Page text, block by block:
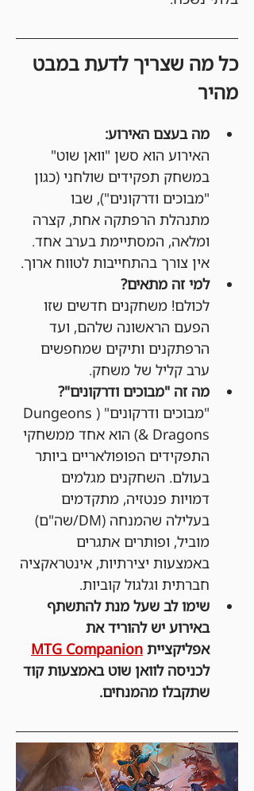
כל מה שצריך לדעת במבט
מהיר
מה בעצם האירוע:
האירוע הוא סשן "וואן שוט"
במשחק תפקידים שולחני (כגון
"מבוכים ודרקונים"), שבו
מתנהלת הרפתקה אחת, קצרה
ומלאה, המסתיימת בערב אחד.
אין צורך בהתחייבות לטווח ארוך.
למי זה מתאים?
לכולם! משחקנים חדשים שזו
הפעם הראשונה שלהם, ועד
הרפתקנים ותיקים שמחפשים
ערב קליל של משחק.
מה זה "מבוכים ודרקונים"?
"מבוכים ודרקונים" (Dungeons
& Dragons) הוא אחד ממשחקי
התפקידים הפופולאריים ביותר
בעולם. השחקנים מגלמים
דמויות פנטזיה, מתקדמים
בעלילה שהמנחה (DM/שה"ם)
מוביל, ופותרים אתגרים
באמצעות יצירתיות, אינטראקציה
חברתית וגלגול קוביות.
שימו לב שעל מנת להתשתף
באירוע יש להוריד את
אפליקציית MTG Companion
לכניסה לוואן שוט באמצעות קוד
שתקבלו מהמנחים.